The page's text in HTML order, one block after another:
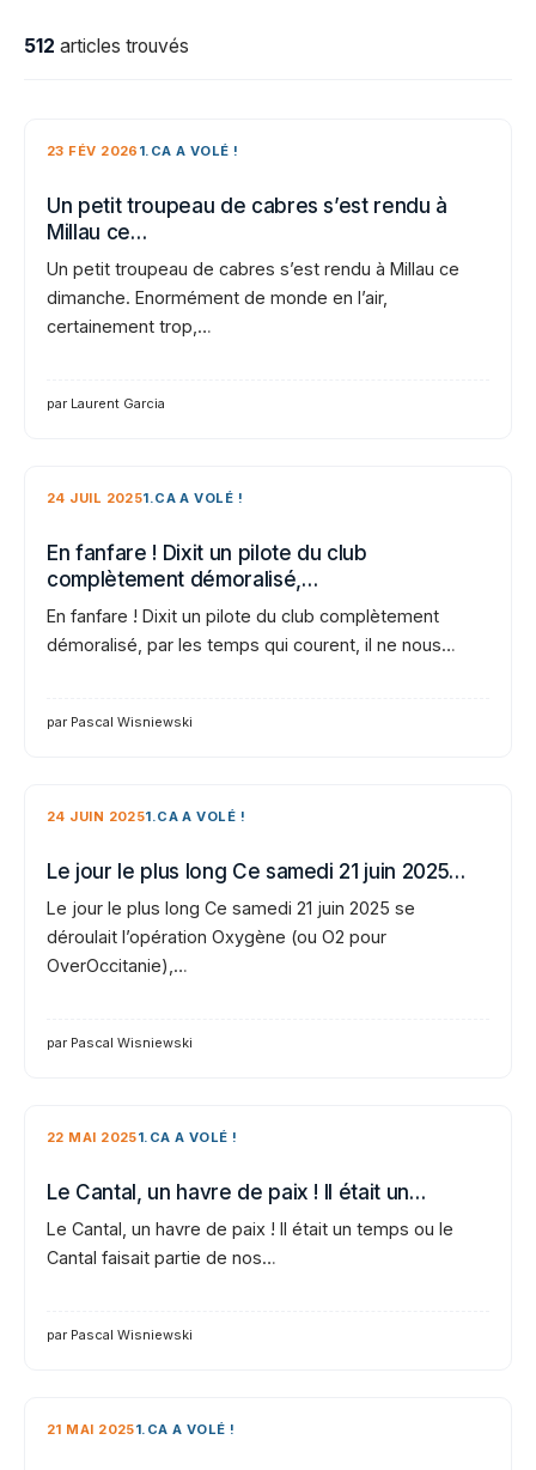
512 articles trouvés
23 FÉV 2026 1.CA A VOLÉ !
Un petit troupeau de cabres s’est rendu à
Millau ce…
Un petit troupeau de cabres s’est rendu à Millau ce
dimanche. Enormément de monde en l’air,
certainement trop,…
par Laurent Garcia
24 JUIL 20251.CA A VOLÉ !
En fanfare ! Dixit un pilote du club
complètement démoralisé,…
En fanfare ! Dixit un pilote du club complètement
démoralisé, par les temps qui courent, il ne nous…
par Pascal Wisniewski
24 JUIN 20251.CA A VOLÉ !
Le jour le plus long Ce samedi 21 juin 2025…
Le jour le plus long Ce samedi 21 juin 2025 se
déroulait l’opération Oxygène (ou O2 pour
OverOccitanie),…
par Pascal Wisniewski
22 MAI 20251.CA A VOLÉ !
Le Cantal, un havre de paix ! Il était un…
Le Cantal, un havre de paix ! Il était un temps ou le
Cantal faisait partie de nos…
par Pascal Wisniewski
21 MAI 20251.CA A VOLÉ !